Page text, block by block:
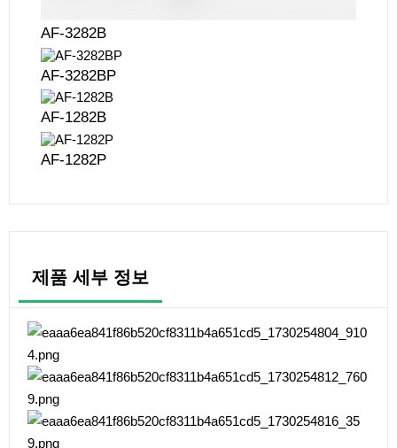
AF-3282B
AF-3282BP
AF-1282B
AF-1282P
제품 세부 정보